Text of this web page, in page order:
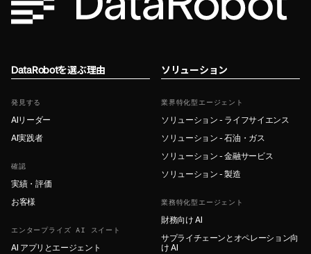
DataRobotを選ぶ理由
発見する
AIリーダー
AI実践者
確認
実績・評価
お客様
エンタープライズ AI スイート
AI アプリとエージェント
ソリューション
業界特化型エージェント
ソリューション - ライフサイエンス
ソリューション - 石油・ガス
ソリューション - 金融サービス
ソリューション - 製造
業務特化型エージェント
財務向け AI
サプライチェーンとオペレーション向
け AI